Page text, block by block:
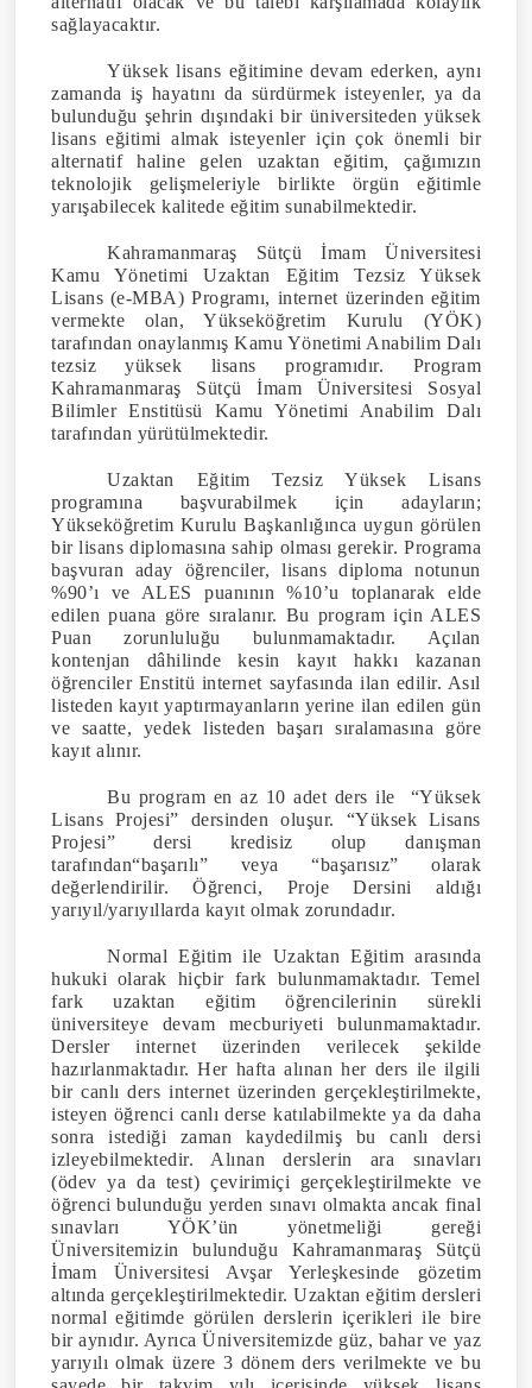
sağlayacaktır.
Yüksek lisans eğitimine devam ederken, aynı
zamanda iş hayatını da sürdürmek isteyenler, ya da
bulunduğu şehrin dışındaki bir üniversiteden yüksek
lisans eğitimi almak isteyenler için çok önemli bir
alternatif haline gelen uzaktan eğitim
çağımızın
teknolojik gelişmeleriyle birlikte örgün eğitimle
yarışabilecek kalitede eğitim sunabilmektedir.
Kahramanmaraş Sütçü İmam Üniversitesi
Kamu Yönetimi Uzaktan Eğitim Tezsiz Yüksek
Lisans (e-MBA) Programı, internet üzerinden eğitim
vermekte olan, Yükseköğretim Kurulu (YÖK)
tarafından onaylanmış Kamu Yönetimi Anabilim Dalı
tezsiz yüksek lisans programıdır. Program
Kahramanmaraş Sütçü İmam Üniversitesi Sosyal
Bilimler Enstitüsü Kamu Yönetimi Anabilim Dalı
tarafından yürütülmektedir.
Uzaktan Eğitim Tezsiz Yüksek Lisans
programına başvurabilmek için adayların;
Yükseköğretim Kurulu Başkanlığınca uygun görülen
bir lisans diplomasına sahip olması gerekir. Programa
başvuran aday öğrenciler, lisans diploma notunun
%90’ı ve ALES puanının %10’u toplanarak elde
edilen puana göre sıralanır. Bu program için ALES
Puan zorunluluğu bulunmamaktadır. Açılan
kontenjan dâhilinde kesin kayıt hakkı kazanan
öğrenciler Enstitü internet sayfasında ilan edilir. Asıl
listeden kayıt yaptırmayanların yerine ilan edilen gün
ve saatte, yedek listeden başarı sıralamasına göre
kayıt alınır.
Bu program en az 10 adet ders ile “Yüksek
Lisans Projesi” dersinden oluşur. “Yüksek Lisans
Projesi” dersi kredisiz olup danışman
tarafından“başarılı” veya “başarısız” olarak
değerlendirilir. Öğrenci, Proje Dersini aldığı
yarıyıl/yarıyıllarda kayıt olmak zorundadır.
Normal Eğitim ile Uzaktan Eğitim arasında
hukuki olarak hiçbir fark bulunmamaktadır. Temel
fark uzaktan eğitim öğrencilerinin sürekli
üniversiteye devam mecburiyeti
bulunmamaktadır.
Dersler internet üzerinden verilecek şekilde
hazırlanmaktadır. Her hafta alınan her ders ile ilgili
bir canlı ders internet üzerinden gerçekleştirilmekte,
isteyen öğrenci canlı derse katılabilmekte ya da daha
sonra istediği zaman kaydedilmiş bu canlı dersi
izleyebilmektedir. Alınan derslerin ara sınavları
(ödev ya da test) çevirimiçi gerçekleştirilmekte ve
öğrenci bulunduğu yerden sınavı olmakta ancak final
sınavları YÖK’ün yönetmeliği gereği
Üniversitemizin bulunduğu Kahramanmaraş Sütçü
İmam Üniversitesi Avşar Yerleşkesinde gözetim
altında gerçekleştirilmektedir. Uzaktan eğitim dersleri
normal eğitimde görülen derslerin içerikleri ile bire
bir aynıdır. Ayrıca Üniversitemizde güz, bahar ve yaz
yarıyılı olmak üzere 3 dönem ders verilmekte ve bu